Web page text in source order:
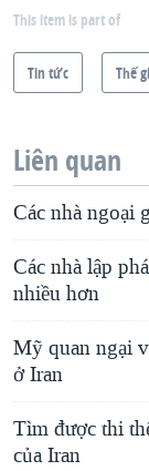
This item is part of
Tin tức Thế
Liên quan
Các nhà ngoại
Các nhà lập
nhiều hơn
Mỹ quan ngại
ở Iran
Tìm được thi
của Iran